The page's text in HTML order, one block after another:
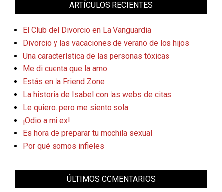
ARTÍCULOS RECIENTES
El Club del Divorcio en La Vanguardia
Divorcio y las vacaciones de verano de los hijos
Una característica de las personas tóxicas
Me di cuenta que la amo
Estás en la Friend Zone
La historia de Isabel con las webs de citas
Le quiero, pero me siento sola
¡Odio a mi ex!
Es hora de preparar tu mochila sexual
Por qué somos infieles
ÚLTIMOS COMENTARIOS